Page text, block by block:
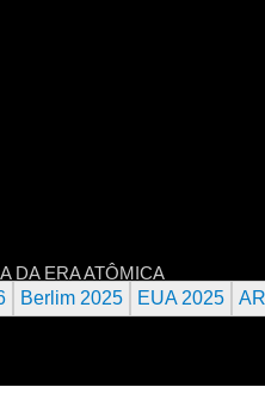
DA ERA ATÔMICA
Berlim 2025 EUA 2025